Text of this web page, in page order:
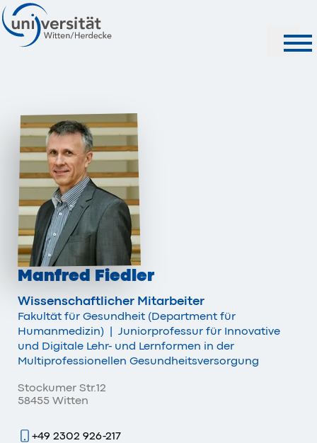
Manfred Fiedler
Wissenschaftlicher Mitarbeiter
Fakultät für Gesundheit (Department für
Humanmedizin) | Juniorprofessur für Innovative
und Digitale Lehr- und Lernformen in der
Multiprofessionellen Gesundheitsversorgung
Stockumer Str.12
58455 Witten
+49 2302 926-217